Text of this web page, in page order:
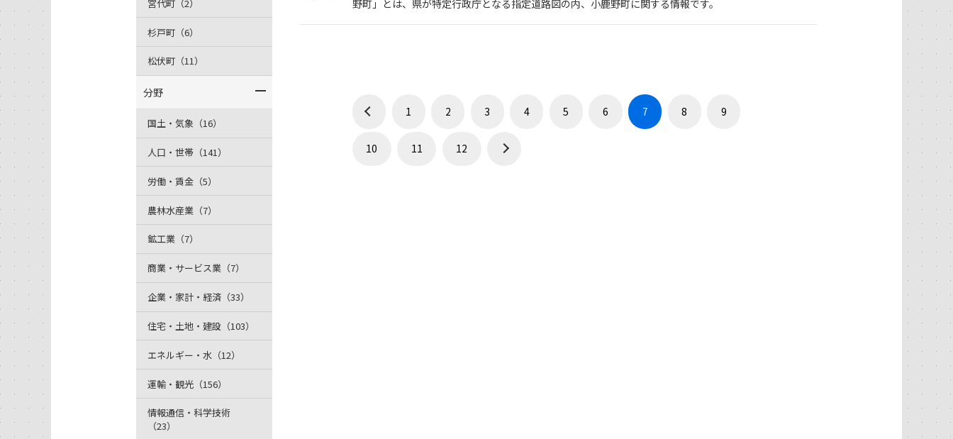
野町」とは、県が特定行政庁となる指定道路図の内、小鹿野町に関する情報です。
1 2 3 4 5 6 7 8 9
10 11 12
宮代町（2）
杉戸町（6）
松伏町（11）
分野
国土・気象（16）
人口・世帯（141）
労働・賃金（5）
農林水産業（7）
鉱工業（7）
商業・サービス業（7）
企業・家計・経済（33）
住宅・土地・建設（103）
エネルギー・水（12）
運輸・観光（156）
情報通信・科学技術
（23）